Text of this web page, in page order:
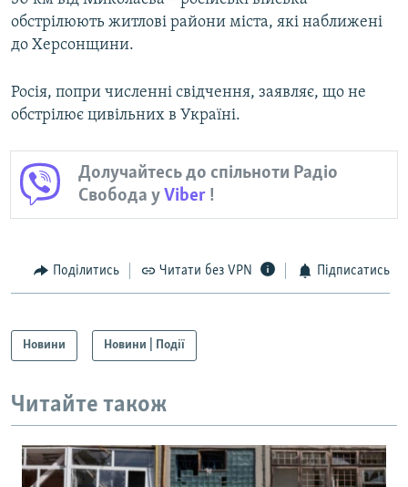
обстрілюють житлові райони міста, які наближені
до Херсонщини.
Росія, попри численні свідчення, заявляє, що не
обстрілює цивільних в Україні.
Долучайтесь до спільноти Радіо
Свобода уViber !
Поділитись Читати без VPN Підписатись
Новини Новини | Події
Читайте також